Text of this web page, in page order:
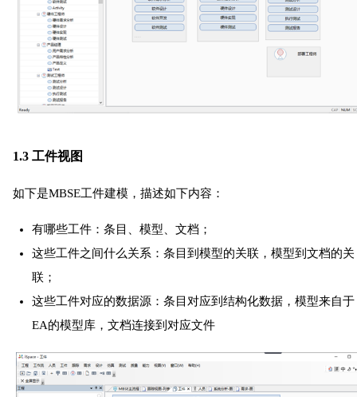
1.3 工件视图
如下是MBSE工件建模，描述如下内容：
有哪些工件：条目、模型、文档；
这些工件之间什么关系：条目到模型的关联，模型到文档的关
联；
这些工件对应的数据源：条目对应到结构化数据，模型来自于
EA的模型库，文档连接到对应文件